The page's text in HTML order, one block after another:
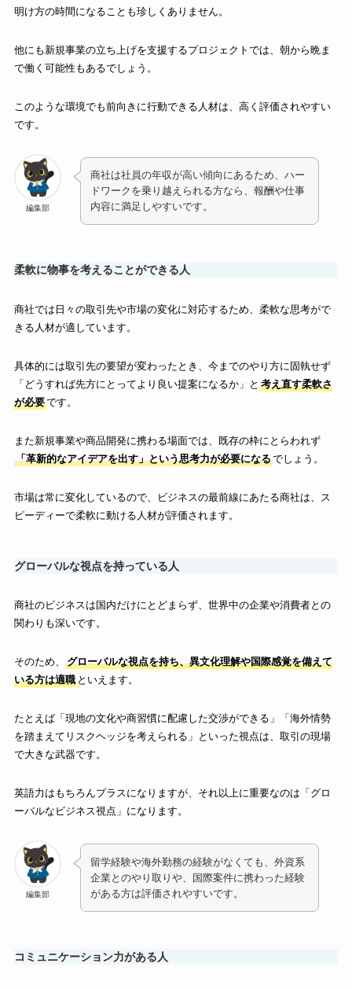
明け方の時間になることも珍しくありません。
他にも新規事業の立ち上げを支援するプロジェクトでは、朝から晩ま
で働く可能性もあるでしょう。
このような環境でも前向きに行動できる人材は、高く評価されやすい
です。
編集部
商社は社員の年収が高い傾向にあるため、ハー
ドワークを乗り越えられる方なら、報酬や仕事
内容に満足しやすいです。
柔軟に物事を考えることができる人
商社では日々の取引先や市場の変化に対応するため、柔軟な思考がで
きる人材が適しています。
具体的には取引先の要望が変わったとき、今までのやり方に固執せず
「どうすれば先方にとってより良い提案になるか」と 考え直す柔軟さ
が必要です。
また新規事業や商品開発に携わる場面では、既存の枠にとらわれず
「革新的なアイデアを出す」という思考力が必要になるでしょう。
市場は常に変化しているので、ビジネスの最前線にあたる商社は、ス
ピーディーで柔軟に動ける人材が評価されます。
グローバルな視点を持っている人
商社のビジネスは国内だけにとどまらず、世界中の企業や消費者との
関わりも深いです。
そのため、
グローバルな視点を持ち、異文化理解や国際感覚を備えて
いる方は適職といえます。
たとえば「現地の文化や商習慣に配慮した交渉ができる」「海外情勢
を踏まえてリスクヘッジを考えられる」といった視点は、取引の現場
で大きな武器です。
英語力はもちろんプラスになりますが、それ以上に重要なのは「グロ
ーバルなビジネス視点」になります。
編集部
留学経験や海外勤務の経験がなくても、外資系
企業とのやり取りや、国際案件に携わった経験
がある方は評価されやすいです。
コミュニケーション力がある人